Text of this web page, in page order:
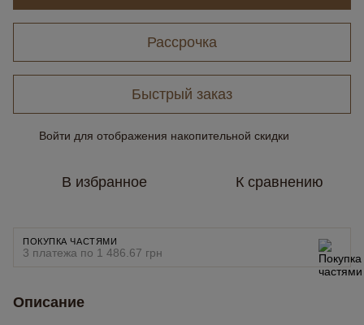
Рассрочка
Быстрый заказ
Войти для отображения накопительной скидки
В избранное К сравнению
ПОКУПКА ЧАСТЯМИ
3 платежа по 1 486.67 грн
Описание